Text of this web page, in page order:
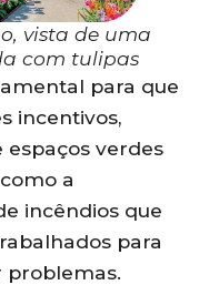
vista de uma
com tulipas
para que
incentivos,
espaços verdes
a
incêndios que
para
problemas.